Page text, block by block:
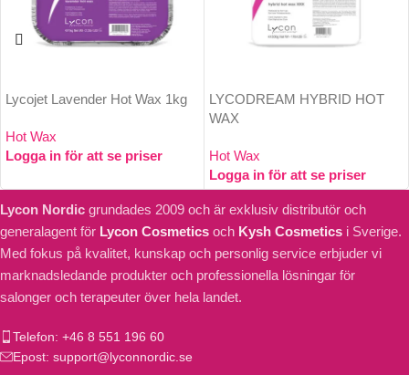
Lycojet Lavender Hot Wax 1kg
Hot Wax
Logga in för att se priser
LYCODREAM HYBRID HOT
WAX
Hot Wax
Logga in för att se priser
Lycon Nordic grundades 2009 och är exklusiv distributör och
generalagent för Lycon Cosmetics och Kysh Cosmetics i Sverige.
Med fokus på kvalitet, kunskap och personlig service erbjuder vi
marknadsledande produkter och professionella lösningar för
salonger och terapeuter över hela landet.
Telefon: +46 8 551 196 60
Epost: support@lyconnordic.se